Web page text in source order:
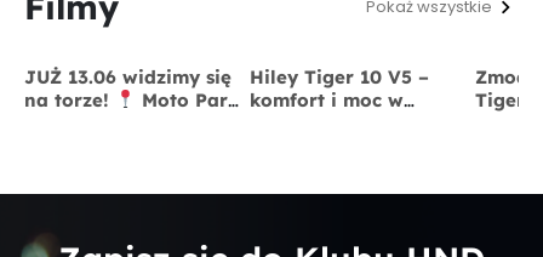
Pokaż wszystkie
JUŻ 13.06 widzimy się
na torze!
Moto Park
Hiley Tiger 10 V5 –
komfort i moc w
Tiger